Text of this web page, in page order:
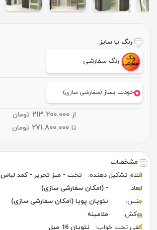
مشخصات
اقلام تشکیل دهنده:
تخت - میز تحریر - کمد لباس
ابعاد:
- (امکان سفارشی سازی)
جنس:
نئوپان پویا (امکان سفارشی سازی)
روکش:
ملامینه
کفی تخت خواب:
نئوپان 16 میل
رنگ یا سایز:
رنگ سفارشی
خودت بساز(سفارشی سازی)
از۲۱۳.۲۰۰.۰۰۰
تومان
تا
تومان